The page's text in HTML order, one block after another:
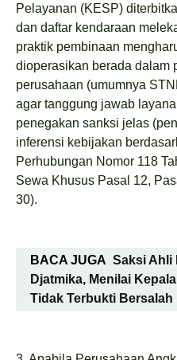
Pelayanan (KESP)
dan daftar kendaraan
praktik pembinaan
dioperasikan berada dalam
perusahaan (umumnya
agar tanggung jawab
penegakan sanksi jelas
inferensi kebijakan
Perhubungan Nomor 118
Sewa Khusus Pasal 12,
30).
BACA JUGA Saksi Ahli
Djatmika, Menilai
Tidak Terbukti Bersalah